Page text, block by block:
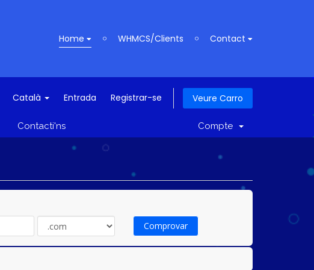
Home WHMCS/Clients Contact
Català Entrada Registrar-se Veure Carro
Contacti'ns Compte
Comprovar